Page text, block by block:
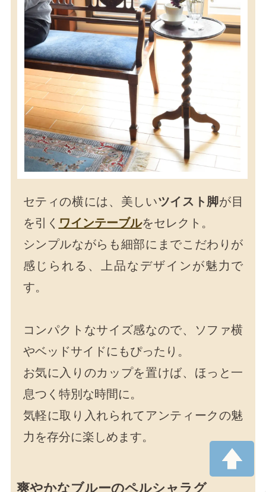
セティの横には、美しいツイスト脚が目
を引く ワインテーブルをセレクト。
シンプルながらも細部にまでこだわりが
感じられる、上品なデザインが魅力で
す。
コンパクトなサイズ感なので、ソファ横
やベッドサイドにもぴったり。
お気に入りのカップを置けば、ほっと一
息つく特別な時間に。
気軽に取り入れられてアンティークの魅
力を存分に楽しめます。
爽やかなブルーのペルシャラグ